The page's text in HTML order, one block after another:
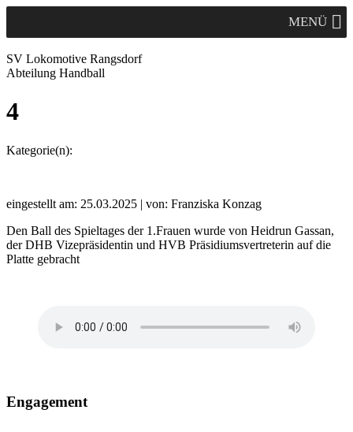
MENÜ
SV Lokomotive Rangsdorf
Abteilung Handball
4
Kategorie(n):
eingestellt am: 25.03.2025 | von: Franziska Konzag
Den Ball des Spieltages der 1.Frauen wurde von Heidrun Gassan,
der DHB Vizepräsidentin und HVB Präsidiumsvertreterin auf die
Platte gebracht
Engagement